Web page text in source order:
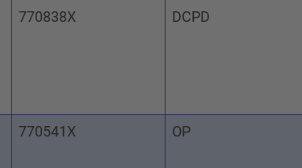
770838X DCPD
770541X OP